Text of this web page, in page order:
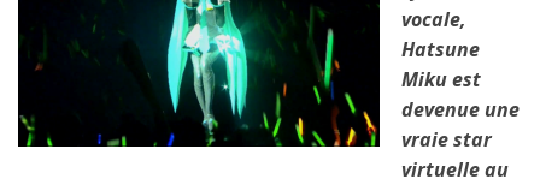
vocale,
Hatsune
Miku est
devenue une
vraie star
virtuelle au